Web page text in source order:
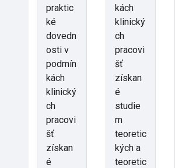
praktic
ké
dovedn
osti v
podmín
kách
klinický
ch
pracovi
šť
získan
é
kách
klinický
ch
pracovi
šť
získan
é
studie
m
teoretic
kých a
teoretic